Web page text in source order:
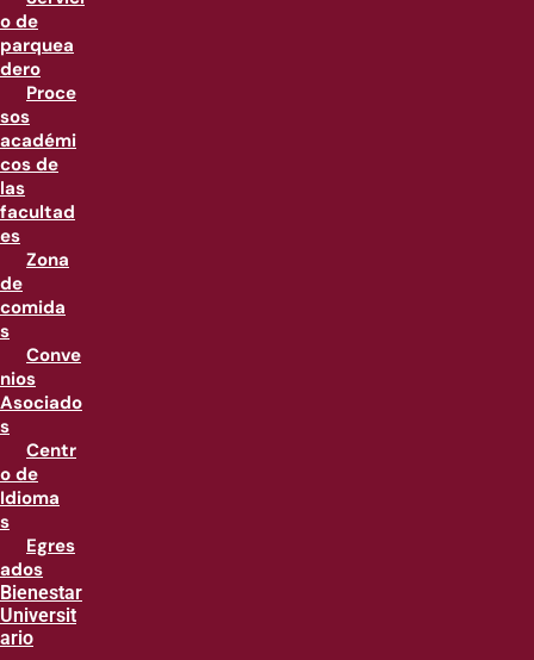
o de
parquea
dero
Proce
sos
académi
cos de
las
facultad
es
Zona
de
comida
s
Conve
nios
Asociado
s
Centr
o de
Idioma
s
Egres
ados
Bienestar
Universit
ario